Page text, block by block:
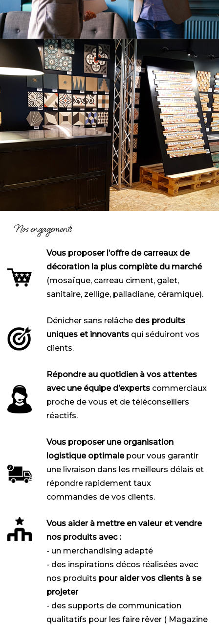
Nos engagements
Vous proposer l’offre de carreaux de
décoration la plus complète du marché
(mosaïque, carreau ciment, galet,
sanitaire, zellige, palladiane, céramique).
Dénicher sans relâche des produits
uniques et innovants qui séduiront vos
clients.
Répondre au quotidien à vos attentes
avec une équipe d’experts commerciaux
proche de vous et de téléconseillers
réactifs.
Vous proposer une organisation
logistique optimalepour vous garantir
une livraison dans les meilleurs délais et
répondre rapidement taux
commandes de vos clients.
Vous aider à mettre en valeur et vendre
nos produits avec :
- un merchandising adapté
- des inspirations décos réalisées avec
nos produits pour aider vos clients à se
projeter
- des supports de communication
qualitatifs pour les faire rêver ( Magazine